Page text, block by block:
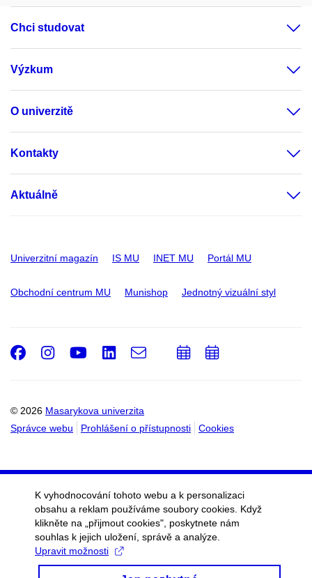
Chci studovat
Výzkum
O univerzitě
Kontakty
Aktuálně
Univerzitní magazín IS MU INET MU Portál MU
Obchodní centrum MU Munishop Jednotný vizuální styl
© 2026 Masarykova univerzita
Správce webu
Prohlášení o přístupnosti Cookies
Facebook
Instagram
Youtube
LinkedIn
e-
PřidatPřidat
K vyhodnocování tohoto webu a k personalizaci
obsahu a reklam používáme soubory cookies. Když
klikněte na „přijmout cookies", poskytnete nám
souhlas k jejich uložení, správě a analýze.
Upravit možnosti